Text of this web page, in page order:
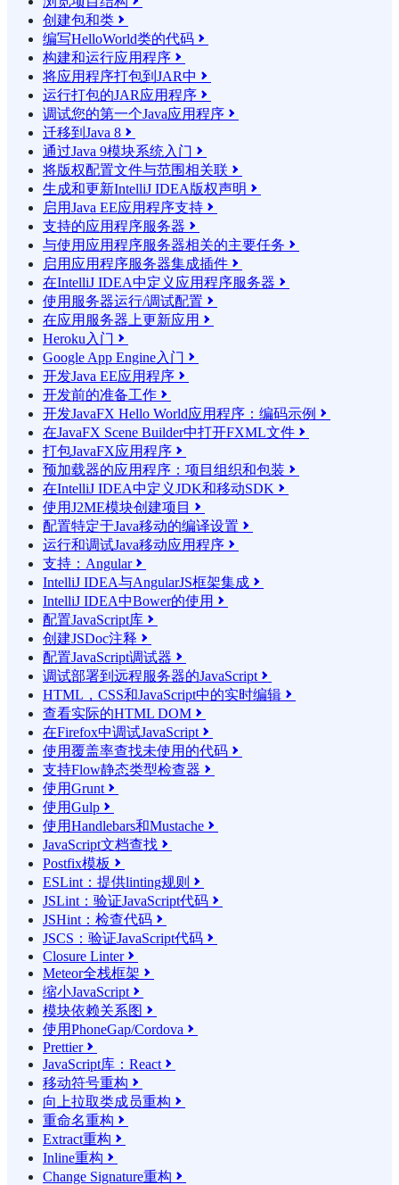
创建包和类 
编写HelloWorld类的代码 
构建和运行应用程序 
将应用程序打包到JAR中 
运行打包的JAR应用程序 
调试您的第一个Java应用程序 
迁移到Java 8 
通过Java 9模块系统入门 
将版权配置文件与范围相关联 
生成和更新IntelliJ IDEA版权声明 
启用Java EE应用程序支持 
支持的应用程序服务器 
与使用应用程序服务器相关的主要任务 
启用应用程序服务器集成插件 
在IntelliJ IDEA中定义应用程序服务器 
使用服务器运行/调试配置 
在应用服务器上更新应用 
Heroku入门 
Google App Engine入门 
开发Java EE应用程序 
开发前的准备工作 
开发JavaFX Hello World应用程序：编码示例 
在JavaFX Scene Builder中打开FXML文件 
打包JavaFX应用程序 
预加载器的应用程序：项目组织和包装 
在IntelliJ IDEA中定义JDK和移动SDK 
使用J2ME模块创建项目 
配置特定于Java移动的编译设置 
运行和调试Java移动应用程序 
支持：Angular
IntelliJ IDEA与AngularJS框架集成 
IntelliJ IDEA中Bower的使用 
配置JavaScript库 
创建JSDoc注释 
配置JavaScript调试器 
调试部署到远程服务器的JavaScript 
HTML，CSS和JavaScript中的实时编辑 
查看实际的HTML DOM 
在Firefox中调试JavaScript 
使用覆盖率查找未使用的代码 
支持Flow静态类型检查器 
使用Grunt 
使用Gulp 
使用Handlebars和Mustache 
JavaScript文档查找 
Postfix模板 
ESLint：提供linting规则 
JSLint：验证JavaScript代码 
JSHint：检查代码 
JSCS：验证JavaScript代码 
Closure Linter
Meteor全栈框架 
缩小JavaScript 
模块依赖关系图 
使用PhoneGap/Cordova 
Prettier
JavaScript库：React 
移动符号重构 
向上拉取类成员重构 
重命名重构 
Extract重构 
Inline重构 
Change Signature重构 